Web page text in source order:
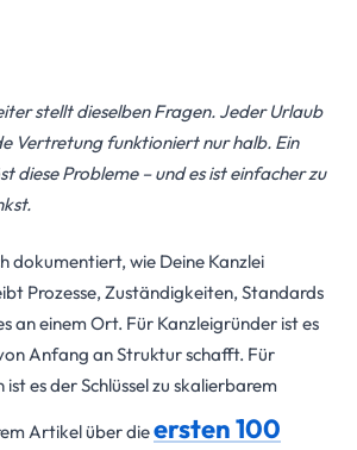
stellt dieselben Fragen. Jeder Urlaub
Vertretung funktioniert nur halb. Ein
diese Probleme – und es ist einfacher zu
dokumentiert, wie Deine Kanzlei
Prozesse, Zuständigkeiten, Standards
an einem Ort. Für Kanzleigründer ist es
Anfang an Struktur schafft. Für
es der Schlüssel zu skalierbarem
Artikel über dieersten 100